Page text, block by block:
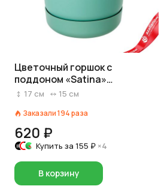
Цветочный горшок с
поддоном «Satina»
(пластик), D15xH16,8см, 2,3л,
17 см 15 см
Заказали194раза
620 ₽
Купить за 155 ₽ ×4
В корзину